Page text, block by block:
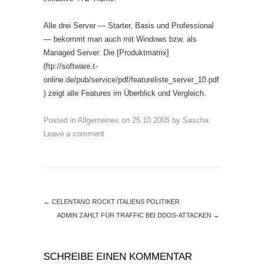
Alle drei Server — Starter, Basis und Professional
— bekommt man auch mit Windows bzw. als
Managed Server. Die [Produktmatrix]
(ftp://software.t-
online.de/pub/service/pdf/featureliste_server_10.pdf
) zeigt alle Features im Überblick und Vergleich.
Posted in Allgemeines on 25.10.2005 by Sascha.
Leave a comment
← CELENTANO ROCKT ITALIENS POLITIKER
ADMIN ZAHLT FÜR TRAFFIC BEI DDOS-ATTACKEN →
SCHREIBE EINEN KOMMENTAR